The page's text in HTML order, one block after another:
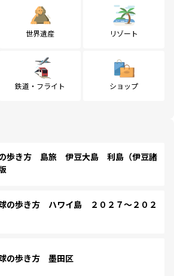
世界遺産 リゾート
鉄道・フライト ショップ
歩き方 島旅 伊豆大島 利島（伊豆諸
の歩き方 ハワイ島 ２０２７～２０２
の歩き方 墨田区